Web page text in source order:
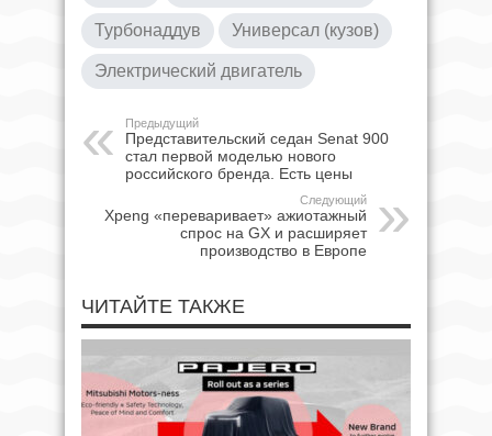
Турбонаддув Универсал (кузов)
Электрический двигатель
Предыдущий
Представительский седан Senat 900
стал первой моделью нового
российского бренда. Есть цены
Следующий
Xpeng «переваривает» ажиотажный
спрос на GX и расширяет
производство в Европе
ЧИТАЙТЕ ТАКЖЕ